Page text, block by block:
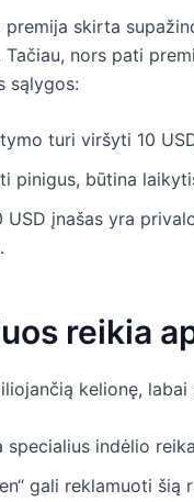
premija skirta
nors pati
sąlygos:
turi viršyti 10
pinigus, būtina
USD įnašas yra
reikia
kelionę,
specialius indėlio
gali reklamuoti šią